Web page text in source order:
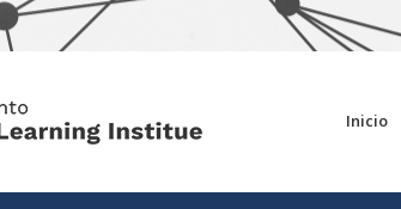
Inicio